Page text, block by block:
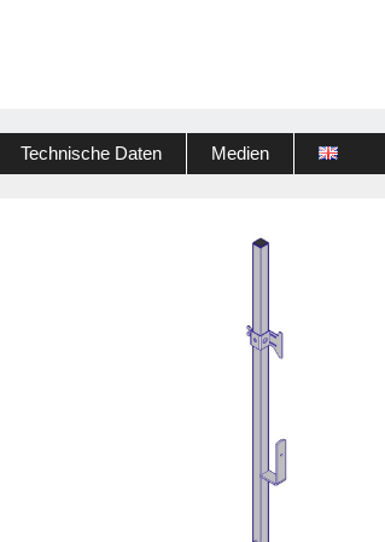
Technische Daten Medien